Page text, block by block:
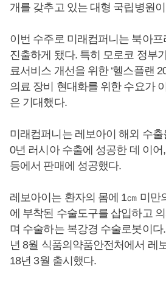
개를 갖추고 있는 대형 국립병원
이번 수주로 미래컴퍼니는 북아
진출하게 됐다. 특히 모로코 정부
료서비스 개선을 위한 ‘헬스플랜
의료 장비 현대화를 위한 수요가
은 기대했다.
미래컴퍼니는 레보아이 해외 수
0년 러시아 수출에 성공한 데 이
등에서 판매에 성공했다.
레보아이는 환자의 몸에 1㎝ 미만
에 부착된 수술도구를 삽입하고
며 수술하는 복강경 수술로봇이
년 8월 식품의약품안전처에서 레
18년 3월 출시했다.